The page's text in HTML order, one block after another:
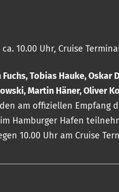
10.00 Uhr, Cruise
Tobias Hauke, Oskar
Martin Häner, Oliver
am offiziellen Empfang
Hamburger Hafen
10.00 Uhr am Cruise